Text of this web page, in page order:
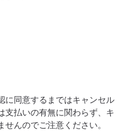
に同意するまではキャンセル
支払いの有無に関わらず、キ
んのでご注意ください。